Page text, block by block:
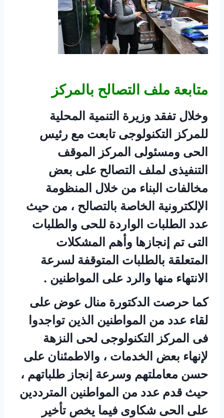
متابعة ملف التصالح بالمركز
وخلال تفقد وزيرة التنمية المحلية
للمركز التكنولوجى تابعت مع رئيس
الحى ومسئولى المركز الموقف
التنفيذى لملف التصالح على بعض
مخالفات البناء من خلال المنظومة
الإلكترونية الخاصة بالتصالح ، من حيث
عدد الطلبات الواردة للحى والطلبات
التى تم إنجازها وأهم المشكلات
المتعلقة بالطلبات المتوقفة لسرعة
الانتهاء منها والرد على المواطنين .
كما حرصت الدكتورة منال عوض على
لقاء عدد من المواطنين الذين تواجدوا
فى المركز التكنولوجى لحى النزهة
لإنهاء بعض الخدمات ، والاطمئنان على
حسن معاملتهم وسرعة إنجاز طلباتهم ،
حيث قدم عدد من المواطنين المترددين
على الحى شكاوى فيما يخص تأخير